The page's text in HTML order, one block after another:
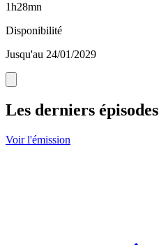
1h28mn
Disponibilité
Jusqu'au 24/01/2029
Les derniers épisodes
Voir l'émission